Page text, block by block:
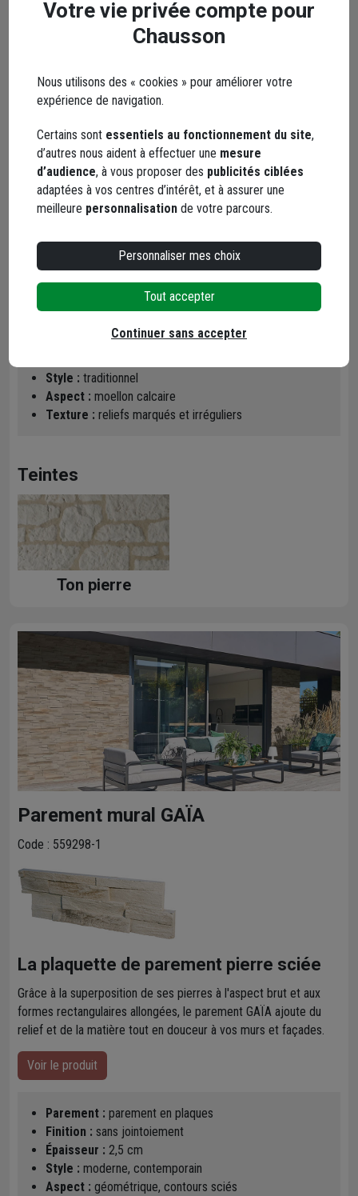
vieillie
Avec son relief profond, ses nuances de ton, ses dimensions de
pierre imposantes et irrégulières, le parement pierre MANOIR
apporte du caractère à votre demeure.
apportant à votre décor une note chaleureuse et authentique.
Voir le produit
à jointoyer
Style : traditionnel
Aspect : moellon calcaire
Texture : reliefs marqués et irréguliers
Teintes
Ton pierre
Parement mural GAÏA
Code : 559298-1
La plaquette de parement pierre sciée
Grâce à la superposition de ses pierres à l'aspect brut et aux
formes rectangulaires allongées, le parement GAÏA ajoute du
relief et de la matière tout en douceur à vos murs et façades.
Voir le produit
Parement : parement en plaques
Finition : sans jointoiement
Épaisseur : 2,5 cm
Style : moderne, contemporain
Aspect : géométrique, contours sciés
Votre vie privée compte pour
Chausson
Nous utilisons des « cookies » pour améliorer votre
expérience de navigation.
Certains sont essentiels au fonctionnement du site,
d’autres nous aident à effectuer une mesure
d’audience, à vous proposer des publicités ciblées
adaptées à vos centres d’intérêt, et à assurer une
meilleure personnalisation de votre parcours.
Personnaliser mes choix
Tout accepter
Continuer sans accepter